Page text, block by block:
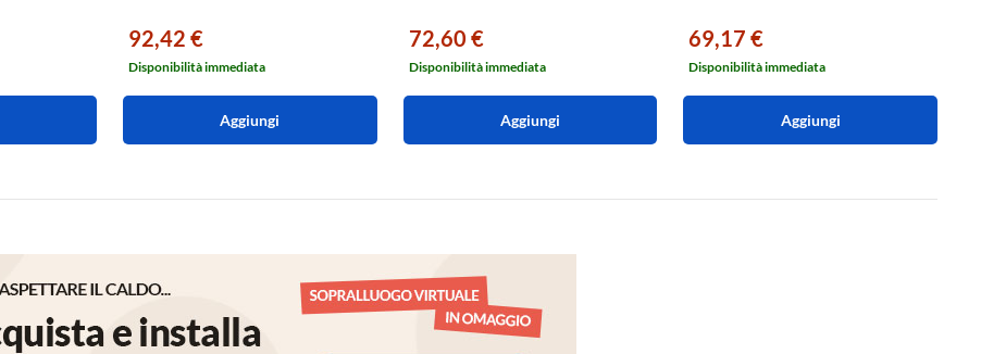
92,42 €
Disponibilità immediata
Aggiungi
72,60 €
Disponibilità immediata
Aggiungi
69,17 €
Disponibilità immediata
Aggiungi